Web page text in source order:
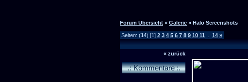
Forum Übersicht » Galerie » Halo Screenshots
Seiten: (14) [1] 2 3 4 5 6 7 8 9 10 11 14 »
« zurück
.: Kommentare :.